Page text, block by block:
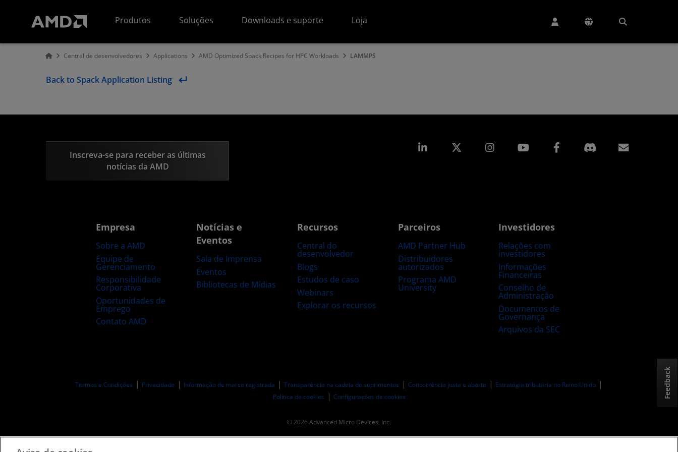
Produtos
Soluções Downloads e suporte Loja
Central de desenvolvedores Applications AMD Optimized Spack Recipes for HPC Workloads LAMMPS
Back to Spack Application Listing
Inscreva-se para receber as últimas
notícias da AMD
Linkedin Instagram Facebook
Empresa
Sobre a AMD
Equipe de
Gerenciamento
Responsibilidade
Corporativa
Oportunidades de
Emprego
Contato AMD
Notícias e
Eventos
Sala de Imprensa
Eventos
Bibliotecas de Mídias
Recursos
Central do
desenvolvedor
Blogs
Estudos de caso
Webinars
Explorar os recursos
Parceiros
AMD Partner Hub
Distribuidores
autorizados
Programa AMD
University
Investidores
Relações com
investidores
Informações
Financeiras
Conselho de
Administração
Documentos de
Governança
Arquivos da SEC
Termos e Condições Privacidade Informação de marca registrada Transparência na cadeia de suprimentos Concorrência justa e aberta
Estratégia tributária no Reino Unido
Política de cookies
Configurações de cookies
© 2026 Advanced Micro Devices, Inc.
Feedback